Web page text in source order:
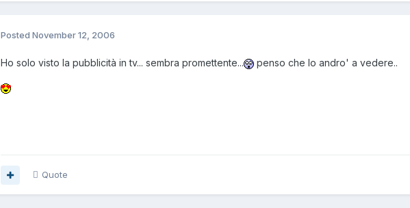
Posted November 12, 2006
Ho solo visto la pubblicità in tv... sembra promettente... penso che lo andro' a vedere..
Quote